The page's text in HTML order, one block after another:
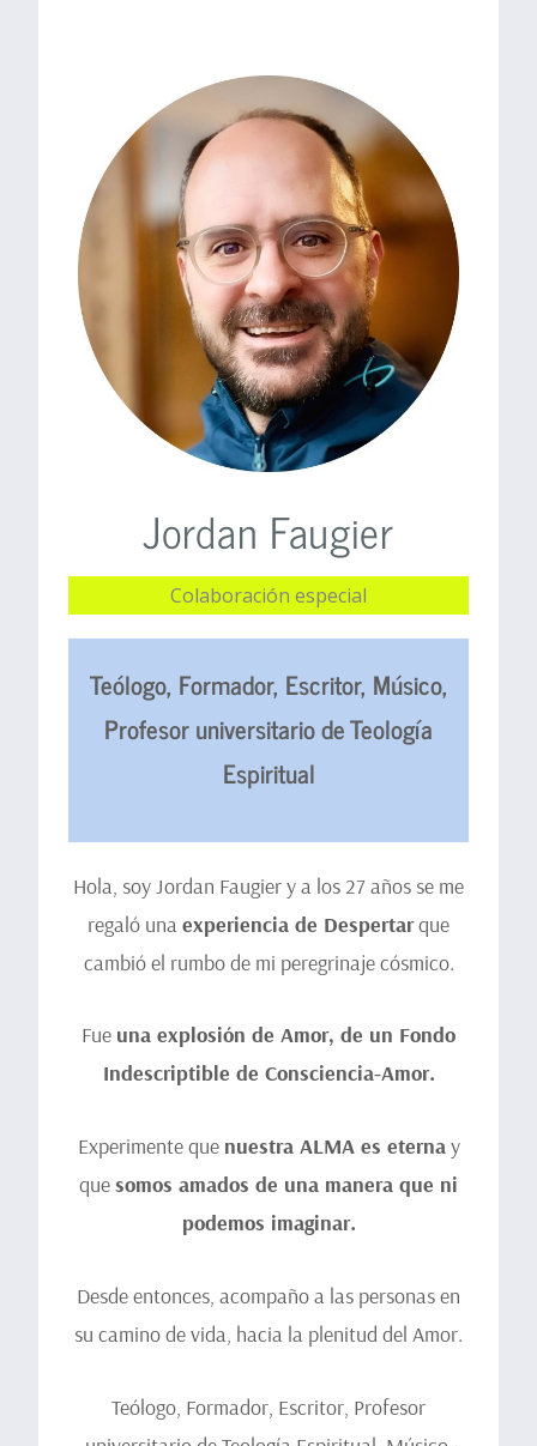
Jordan Faugier
Colaboración especial
Teólogo, Formador, Escritor, Músico,
Profesor universitario de Teología
Espiritual
Hola, soy Jordan Faugier y a los 27 años se me
regaló una experiencia de Despertarque
cambió el rumbo de mi peregrinaje cósmico.
Fue una explosión de Amor, de un Fondo
Indescriptible de Consciencia-Amor.
Experimente que nuestra ALMA es eternay
quesomos amados de una manera que ni
podemos imaginar.
Desde entonces, acompaño a las personas en
su camino de vida, hacia la plenitud del Amor.
Teólogo, Formador, Escritor, Profesor